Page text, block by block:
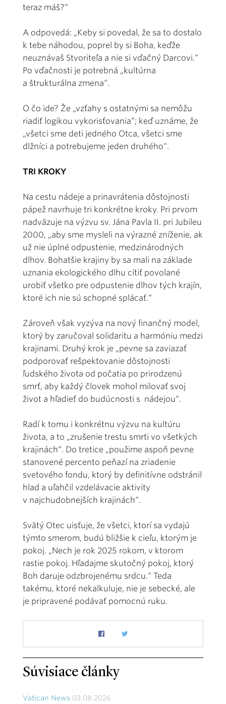
teraz máš?“
A odpovedá: „Keby si povedal, že sa to dostalo
k tebe náhodou, poprel by si Boha, keďže
neuznávaš Stvoriteľa a nie si vďačný Darcovi.“
Po vďačnosti je potrebná „kultúrna
a štrukturálna zmena“.
O čo ide? Že „vzťahy s ostatnými sa nemôžu
riadiť logikou vykorisťovania“; keď uznáme, že
„všetci sme deti jedného Otca, všetci sme
dlžníci a potrebujeme jeden druhého“.
TRI KROKY
Na cestu nádeje a prinavrátenia dôstojnosti
pápež navrhuje tri konkrétne kroky. Pri prvom
nadväzuje na výzvu sv. Jána Pavla II. pri Jubileu
2000, „aby sme mysleli na výrazné zníženie, ak
už nie úplné odpustenie, medzinárodných
dlhov. Bohatšie krajiny by sa mali na základe
uznania ekologického dlhu cítiť povolané
urobiť všetko pre odpustenie dlhov tých krajín,
ktoré ich nie sú schopné splácať.“
Zároveň však vyzýva na nový finančný model,
ktorý by zaručoval solidaritu a harmóniu medzi
krajinami. Druhý krok je „pevne sa zaviazať
podporovať rešpektovanie dôstojnosti
ľudského života od počatia po prirodzenú
smrť, aby každý človek mohol milovať svoj
život a hľadieť do budúcnosti s nádejou“.
Radí k tomu i konkrétnu výzvu na kultúru
života, a to „zrušenie trestu smrti vo všetkých
krajinách“. Do tretice „použime aspoň pevne
stanovené percento peňazí na zriadenie
svetového fondu, ktorý by definitívne odstránil
hlad a uľahčil vzdelávacie aktivity
v najchudobnejších krajinách“.
Svätý Otec uisťuje, že všetci, ktorí sa vydajú
týmto smerom, budú bližšie k cieľu, ktorým je
pokoj. „Nech je rok 2025 rokom, v ktorom
rastie pokoj. Hľadajme skutočný pokoj, ktorý
Boh daruje odzbrojenému srdcu.“ Teda
takému, ktoré nekalkuluje, nie je sebecké, ale
je pripravené podávať pomocnú ruku.
Súvisiace články
Vatican News 03.08.2026